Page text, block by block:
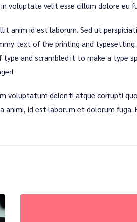
voluptate velit esse cillum dolore eu
anim id est laborum. Sed ut
text of the printing and typesetting
and scrambled it to make a type
voluptatum deleniti atque corrupti
id est laborum et dolorum fuga.